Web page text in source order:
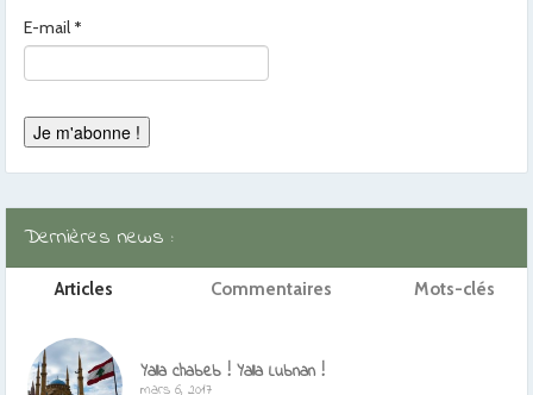
E-mail *
Dernières news :
Articles Commentaires Mots-clés
Yalla chabeb ! Yalla Lubnan !
mars 6, 2017